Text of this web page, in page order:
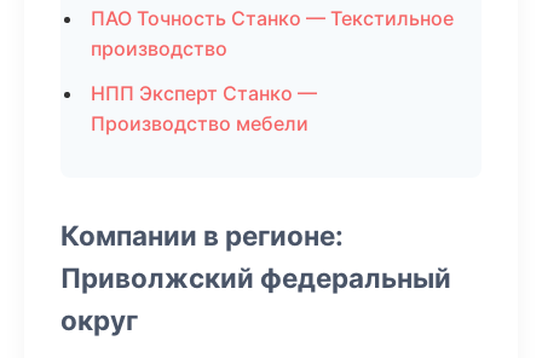
ПАО Точность Станко — Текстильное
производство
НПП Эксперт Станко —
Производство мебели
Компании в регионе:
Приволжский федеральный
округ